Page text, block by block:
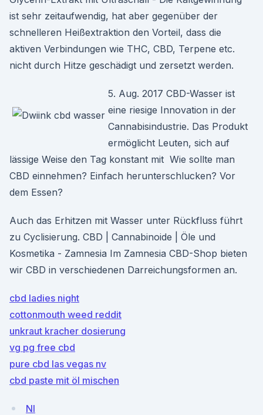
ist sehr zeitaufwendig, hat aber gegenüber der
schnelleren Heißextraktion den Vorteil, dass die
aktiven Verbindungen wie THC, CBD, Terpene etc.
nicht durch Hitze geschädigt und zersetzt werden.
5. Aug. 2017 CBD-Wasser ist
eine riesige Innovation in der
Cannabisindustrie. Das Produkt
ermöglicht Leuten, sich auf
lässige Weise den Tag konstant mit Wie sollte man
CBD einnehmen? Einfach herunterschlucken? Vor
dem Essen?
Auch das Erhitzen mit Wasser unter Rückfluss führt
zu Cyclisierung. CBD | Cannabinoide | Öle und
Kosmetika - Zamnesia Im Zamnesia CBD-Shop bieten
wir CBD in verschiedenen Darreichungsformen an.
cbd ladies night
cottonmouth weed reddit
unkraut kracher dosierung
vg pg free cbd
pure cbd las vegas nv
cbd paste mit öl mischen
NI